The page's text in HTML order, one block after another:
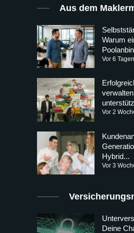
Aus dem
Warum
Vor 6 Tagen
Vor 2
Hybrid...
Vor 3
Deine